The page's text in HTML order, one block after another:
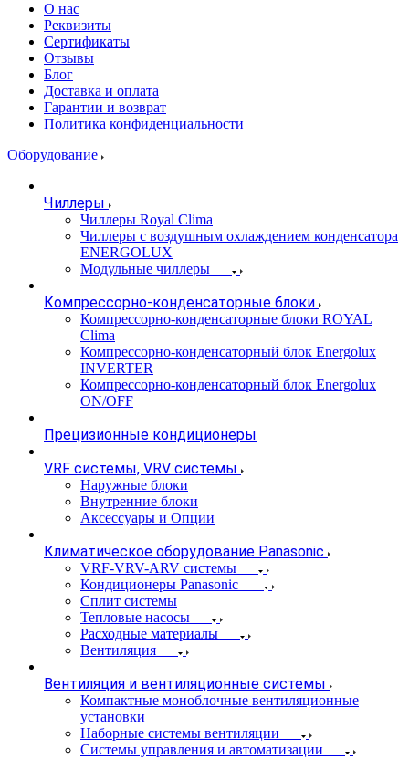
О нас
Реквизиты
Сертификаты
Отзывы
Блог
Доставка и оплата
Гарантии и возврат
Политика конфиденциальности
Оборудование
Чиллеры
Чиллеры Royal Clima
Чиллеры с воздушным охлаждением конденсатора
ENERGOLUX
Модульные чиллеры
Компрессорно-конденсаторные блоки
Компрессорно-конденсаторные блоки ROYAL
Clima
Компрессорно-конденсаторный блок Energolux
INVERTER
Компрессорно-конденсаторный блок Energolux
ON/OFF
Прецизионные кондиционеры
VRF системы, VRV системы
Наружные блоки
Внутренние блоки
Аксессуары и Опции
Климатическое оборудование Panasonic
VRF-VRV-ARV системы
Кондиционеры Panasonic
Сплит системы
Тепловые насосы
Расходные материалы
Вентиляция
Вентиляция и вентиляционные системы
Компактные моноблочные вентиляционные
установки
Наборные системы вентиляции
Системы управления и автоматизации